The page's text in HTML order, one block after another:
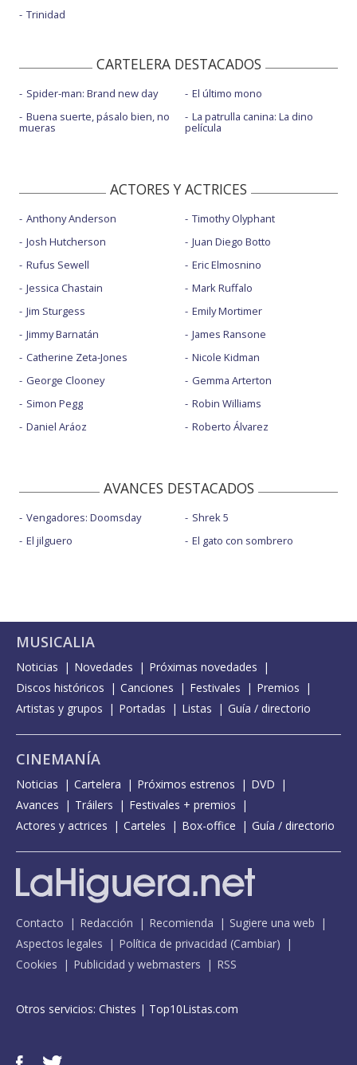
Trinidad
CARTELERA DESTACADOS
Spider-man: Brand new day
Buena suerte, pásalo bien, no
mueras
El último mono
La patrulla canina: La dino
película
ACTORES Y ACTRICES
Anthony Anderson
Josh Hutcherson
Rufus Sewell
Jessica Chastain
Jim Sturgess
Jimmy Barnatán
Catherine Zeta-Jones
George Clooney
Simon Pegg
Daniel Aráoz
Timothy Olyphant
Juan Diego Botto
Eric Elmosnino
Mark Ruffalo
Emily Mortimer
James Ransone
Nicole Kidman
Gemma Arterton
Robin Williams
Roberto Álvarez
AVANCES DESTACADOS
Vengadores: Doomsday
El jilguero
Shrek 5
El gato con sombrero
MUSICALIA
Noticias Novedades
Próximas novedades
Discos históricos
Canciones Festivales
Premios
Artistas y grupos
Portadas Listas Guía / directorio
CINEMANÍA
Noticias Cartelera Próximos estrenos
DVD
Avances
Tráilers
Festivales + premios
Actores y actrices
Carteles Box-office Guía / directorio
Contacto Redacción Recomienda
Sugiere una web
Aspectos legales
Política de privacidad (Cambiar)
Cookies
Publicidad y webmasters RSS
Otros servicios: Chistes | Top10Listas.com